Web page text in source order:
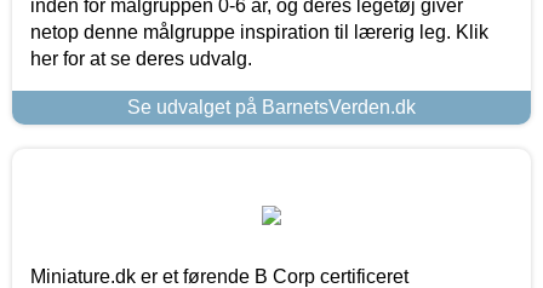
inden for målgruppen 0-6 år, og deres legetøj giver
netop denne målgruppe inspiration til lærerig leg. Klik
her for at se deres udvalg.
Se udvalget på BarnetsVerden.dk
Miniature.dk er et førende B Corp certificeret